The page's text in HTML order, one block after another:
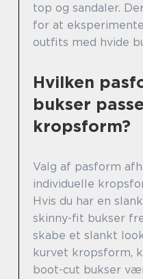
top og sandaler.
for at
outfits med hvide
Hvilken
bukser
kropsform?
Valg af pasform
individuelle
Hvis du har en
skinny-fit bukser
skabe et slankt
kurvet kropsform,
boot-cut bukser